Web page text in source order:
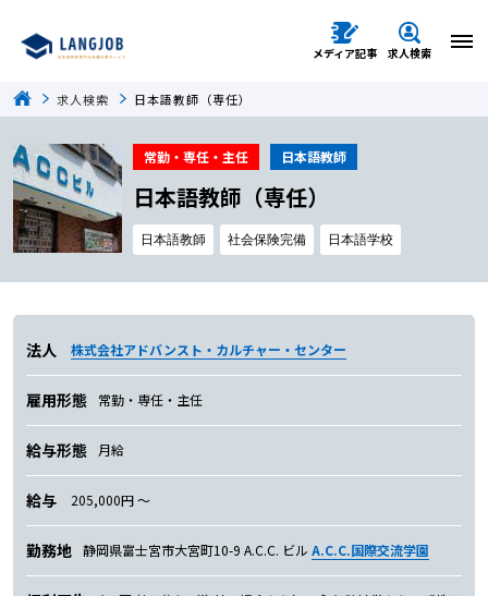
メディア記事 求人検索
求人検索 日本語教師（専任）
常勤・専任・主任 日本語教師
日本語教師（専任）
日本語教師 社会保険完備 日本語学校
法人 株式会社アドバンスト・カルチャー・センター
雇用形態 常勤・専任・主任
給与形態 月給
給与 205,000円 〜
勤務地 静岡県富士宮市大宮町10-9 A.C.C. ビル A.C.C.国際交流学園